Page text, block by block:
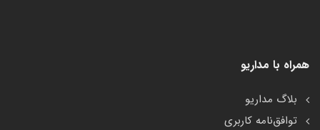
همراه با مداریو
بلاگ مداریو
توافق‌نامه کاربری